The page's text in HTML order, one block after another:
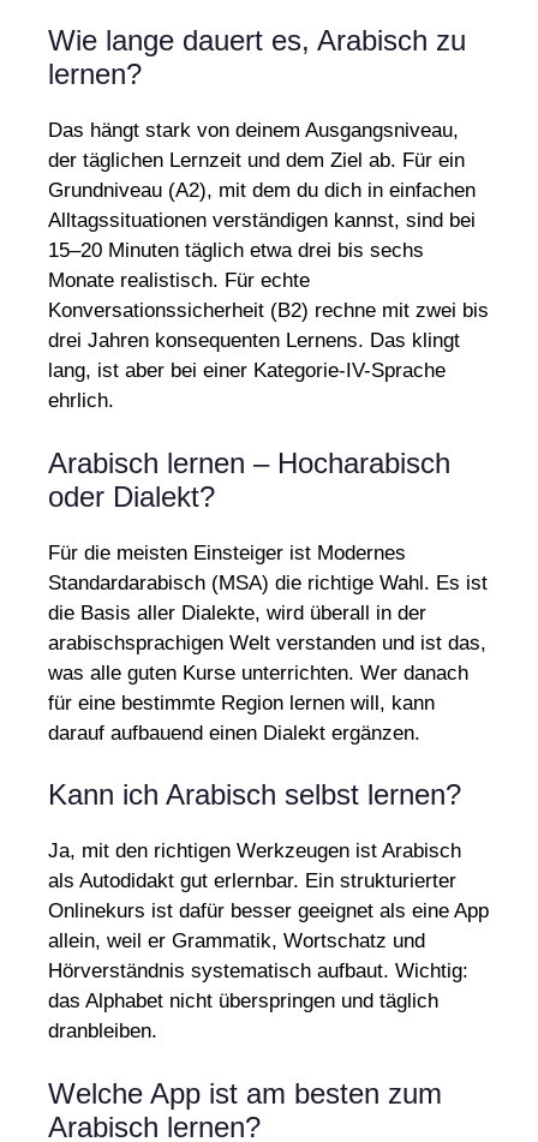
Wie lange dauert es, Arabisch zu
lernen?
Das hängt stark von deinem Ausgangsniveau,
der täglichen Lernzeit und dem Ziel ab. Für ein
Grundniveau (A2), mit dem du dich in einfachen
Alltagssituationen verständigen kannst, sind bei
15–20 Minuten täglich etwa drei bis sechs
Monate realistisch. Für echte
Konversationssicherheit (B2) rechne mit zwei bis
drei Jahren konsequenten Lernens. Das klingt
lang, ist aber bei einer Kategorie-IV-Sprache
ehrlich.
Arabisch lernen – Hocharabisch
oder Dialekt?
Für die meisten Einsteiger ist Modernes
Standardarabisch (MSA) die richtige Wahl. Es ist
die Basis aller Dialekte, wird überall in der
arabischsprachigen Welt verstanden und ist das,
was alle guten Kurse unterrichten. Wer danach
für eine bestimmte Region lernen will, kann
darauf aufbauend einen Dialekt ergänzen.
Kann ich Arabisch selbst lernen?
Ja, mit den richtigen Werkzeugen ist Arabisch
als Autodidakt gut erlernbar. Ein strukturierter
Onlinekurs ist dafür besser geeignet als eine App
allein, weil er Grammatik, Wortschatz und
Hörverständnis systematisch aufbaut. Wichtig:
das Alphabet nicht überspringen und täglich
dranbleiben.
Welche App ist am besten zum
Arabisch lernen?